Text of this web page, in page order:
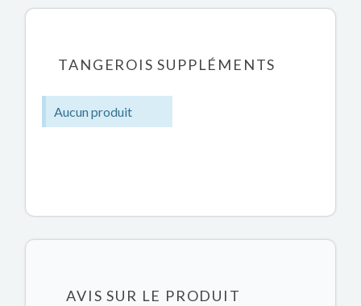
TANGEROIS SUPPLÉMENTS
Aucun produit
AVIS SUR LE PRODUIT